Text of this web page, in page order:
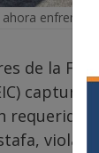
de la